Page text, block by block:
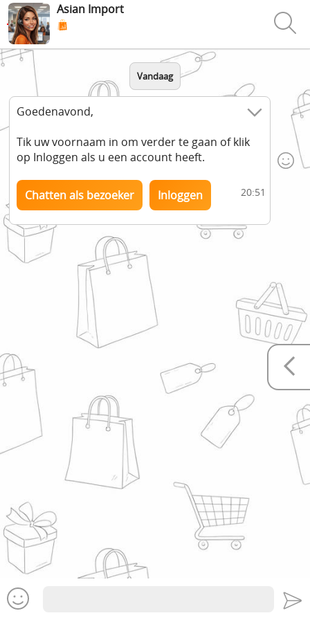
Asian Import
Vandaag
Goedenavond,
Tik uw voornaam in om verder te gaan of klik
op Inloggen als u een account heeft.
Chatten als bezoeker Inloggen 20:51